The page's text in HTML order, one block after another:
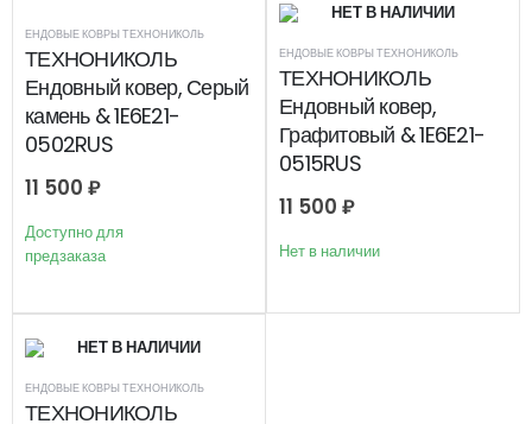
ЕНДОВЫЕ КОВРЫ ТЕХНОНИКОЛЬ
ТЕХНОНИКОЛЬ
Ендовный ковер, Серый
камень & 1E6E21-
0502RUS
11 500 ₽
Доступно для
предзаказа
НЕТ В НАЛИЧИИ
ЕНДОВЫЕ КОВРЫ ТЕХНОНИКОЛЬ
ТЕХНОНИКОЛЬ
Ендовный ковер,
Графитовый & 1E6E21-
0515RUS
11 500 ₽
Нет в наличии
НЕТ В НАЛИЧИИ
ЕНДОВЫЕ КОВРЫ ТЕХНОНИКОЛЬ
ТЕХНОНИКОЛЬ